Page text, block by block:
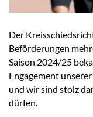
Der
Beförderungen
Saison 2024/25
Engagement
und wir sind stolz
dürfen.